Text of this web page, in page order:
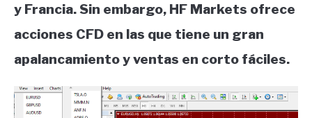
y Francia. Sin embargo, HF Markets ofrece
acciones CFD en las que tiene un gran
apalancamiento y ventas en corto fáciles.